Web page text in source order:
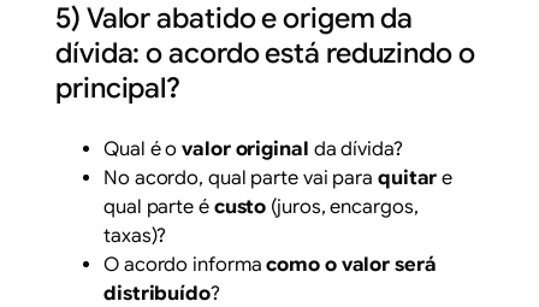
5) Valor abatido e origem da
dívida: o acordo está reduzindo o
principal?
Qual é ovalor original da dívida?
No acordo, qual parte vai para quitar e
qual parte é custo (juros, encargos,
taxas)?
O acordo informacomo o valor será
distribuído?